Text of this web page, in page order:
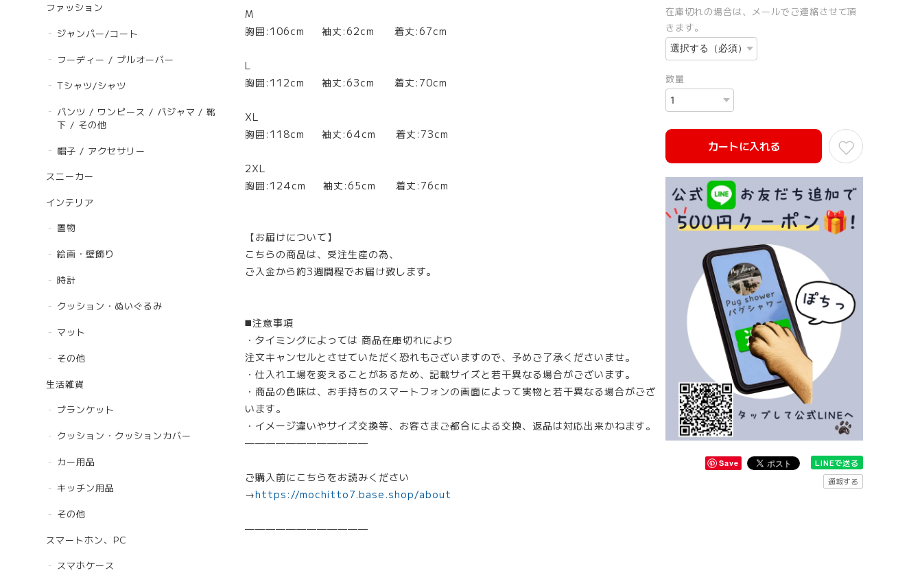
ファッション
ジャンパー/コート
フーディー / プルオーバー
Tシャツ/シャツ
パンツ / ワンピース / パジャマ / 靴
下 / その他
帽子 / アクセサリー
スニーカー
インテリア
置物
絵画・壁飾り
時計
クッション・ぬいぐるみ
マット
その他
生活雑貨
ブランケット
クッション・クッションカバー
カー用品
キッチン用品
その他
スマートホン、PC
スマホケース
M
胸囲:106cm 袖丈:62cm 着丈:67cm
L
胸囲:112cm 袖丈:63cm 着丈:70cm
XL
胸囲:118cm 袖丈:64cm 着丈:73cm
2XL
胸囲:124cm 袖丈:65cm 着丈:76cm
【お届けについて】
こちらの商品は、受注生産の為、
ご入金から約3週間程でお届け致します。
◼️注意事項
・タイミングによっては 商品在庫切れにより
注文キャンセルとさせていただく恐れもございますので、予めご了承くださいませ。
・仕入れ工場を変えることがあるため、記載サイズと若干異なる場合がございます。
・商品の色味は、お手持ちのスマートフォンの画面によって実物と若干異なる場合がござ
います。
・イメージ違いやサイズ交換等、お客さまご都合による交換、返品は対応出来かねます。
————————————
ご購入前にこちらをお読みください
→https://mochitto7.base.shop/about
————————————
在庫切れの場合は、メールでご連絡させて頂
きます。
数量
カートに入れる
Save
LINEで送る
通報する